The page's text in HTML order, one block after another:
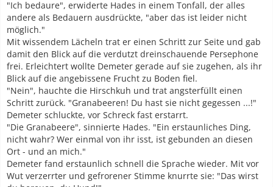
"Ich bedaure", erwiderte Hades in einem Tonfall, der alles
andere als Bedauern ausdrückte, "aber das ist leider nicht
möglich."
Mit wissendem Lächeln trat er einen Schritt zur Seite und gab
damit den Blick auf die verdutzt dreinschauende Persephone
frei. Erleichtert wollte Demeter gerade auf sie zugehen, als ihr
Blick auf die angebissene Frucht zu Boden fiel.
"Nein", hauchte die Hirschkuh und trat angsterfüllt einen
Schritt zurück. "Granabeeren! Du hast sie nicht gegessen ...!"
Demeter schluckte, vor Schreck fast erstarrt.
"Die Granabeere", sinnierte Hades. "Ein erstaunliches Ding,
nicht wahr? Wer einmal von ihr isst, ist gebunden an diesen
Ort - und an mich."
Demeter fand erstaunlich schnell die Sprache wieder. Mit vor
Wut verzerrter und gefrorener Stimme knurrte sie: "Das wirst